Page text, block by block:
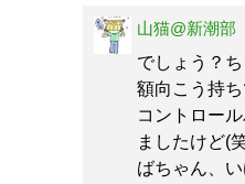
山猫@新潮部
でしょう？
額向こう持ち
コントロー
ましたけど(
ばちゃん、